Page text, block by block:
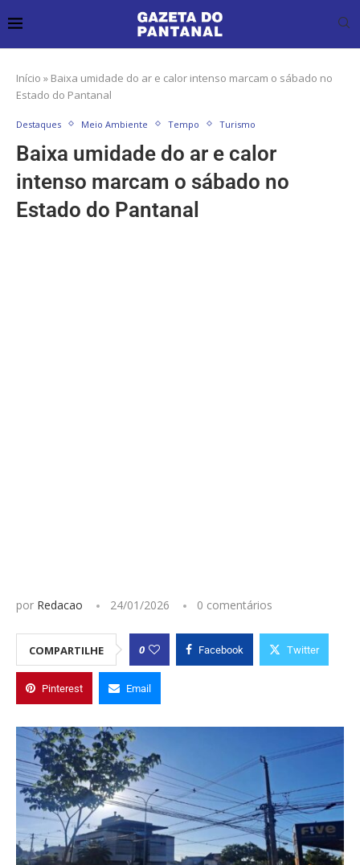
Início » Baixa umidade do ar e calor intenso marcam o sábado no
Estado do Pantanal
Destaques Meio Ambiente Tempo Turismo
Baixa umidade do ar e calor
intenso marcam o sábado no
Estado do Pantanal
por Redacao 24/01/2026 0 comentários
COMPARTILHE 0 Facebook Twitter
Pinterest Email